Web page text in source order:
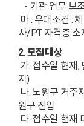
- 기관 업무 보
마 : 우대조건 :
사/PT 자격증 소
2. 모집대상
가. 접수일 현재
지)
나. 노원구 거주
원구 전입
다. 접수일 현재